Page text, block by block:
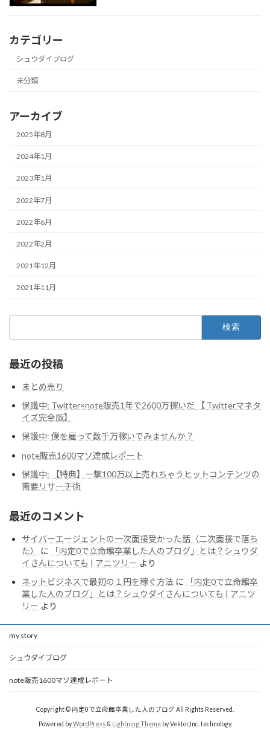
カテゴリー
シュウダイブログ
未分類
アーカイブ
2025年8月
2024年1月
2023年1月
2022年7月
2022年6月
2022年2月
2021年12月
2021年11月
最近の投稿
まとめ売り
保護中: Twitter×note販売1年で2600万稼いだ 【 Twitterマネタ
イズ完全版】
保護中: 僕を雇って数千万稼いでみませんか？
note販売1600マソ達成レポート
保護中: 【特典】一撃100万以上売れちゃうヒットコンテンツの
需要リサーチ術
最近のコメント
サイバーエージェントの一次面接受かった話（二次面接で落ち
た）
に
「内定0で立命館卒業した人のブログ」とは？シュウダ
イさんについても | アニツリー より
ネットビジネスで最初の１円を稼ぐ方法 に
「内定0で立命館卒
業した人のブログ」とは？シュウダイさんについても | アニツ
リー より
my story
シュウダイブログ
note販売1600マソ達成レポート
Copyright © 内定0で立命館卒業した人のブログ All Rights Reserved.
Powered byWordPress& Lightning Themeby Vektor,Inc. technology.